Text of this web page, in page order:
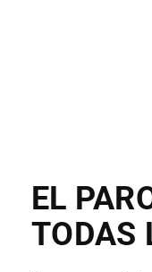
EL
TODAS